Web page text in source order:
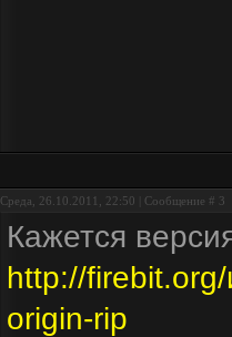
Среда, 26.10.2011, 22:50 | Сообщение # 3
Кажется
http://
origin-rip